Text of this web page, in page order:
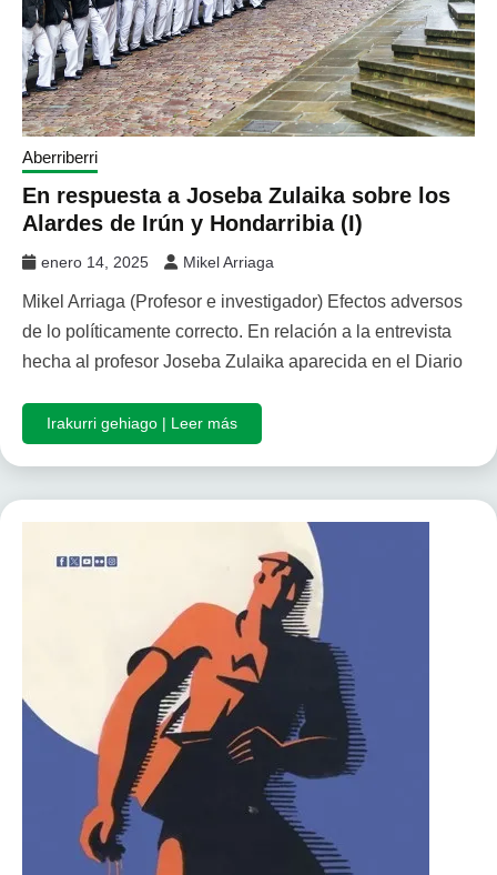
Aberriberri
En respuesta a Joseba Zulaika sobre los
Alardes de Irún y Hondarribia (I)
enero 14, 2025 Mikel Arriaga
Mikel Arriaga (Profesor e investigador) Efectos adversos
de lo políticamente correcto. En relación a la entrevista
hecha al profesor Joseba Zulaika aparecida en el Diario
Irakurri gehiago | Leer más